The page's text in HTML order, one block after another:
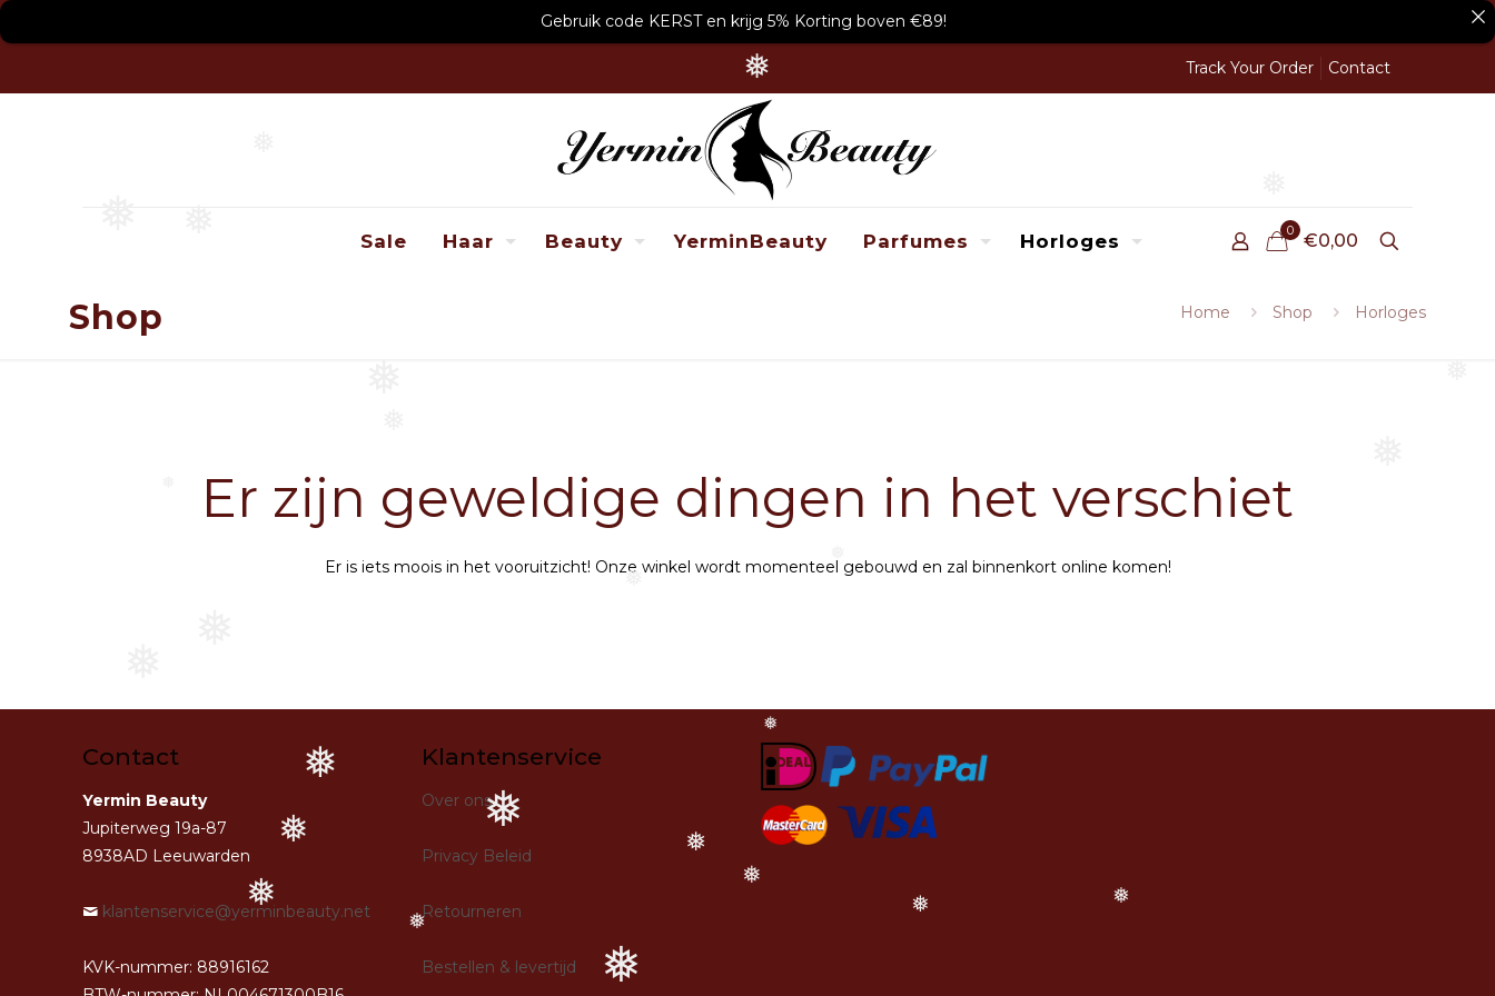
❅
❅
❅
❅
❅
❅
❅
❅
❅
❅
❅ Track Your Order Contact
Sale Haar Beauty YerminBeauty Parfumes Horloges 0 €0,00
Shop Home Shop Horloges
Er zijn geweldige dingen in het verschiet
Er is iets moois in het vooruitzicht! Onze winkel wordt momenteel gebouwd en zal binnenkort online komen!
Contact
Yermin Beauty
Jupiterweg 19a-87
8938AD Leeuwarden
klantenservice@yerminbeauty.net
KVK-nummer: 88916162
Klantenservice
Over ons
Privacy Beleid
Retourneren
Bestellen & levertijd
Gebruik code KERST en krijg 5% Korting boven €89!